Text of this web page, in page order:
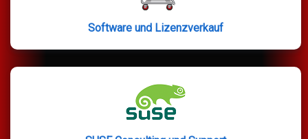
Software und Lizenzverkauf